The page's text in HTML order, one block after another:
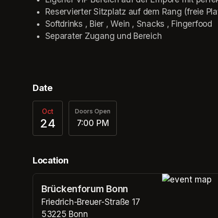
Reservierter Sitzplatz auf dem Rang (freie
Softdrinks , Bier , Wein , Snacks , Fingerfood
Separater Zugang und Bereich
Date
Oct
24
Doors Open
7:00 PM
Location
Brückenforum Bonn
Friedrich-Breuer-Straße 17
53225 Bonn